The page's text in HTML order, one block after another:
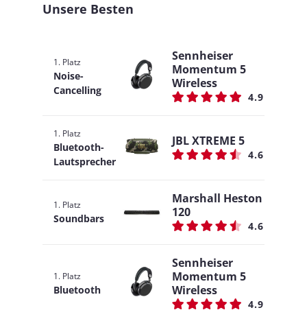
Unsere Besten
1. Platz
Noise-
Cancelling
Sennheiser
Momentum 5
Wireless
4.9
1. Platz
Bluetooth-
Lautsprecher
JBL XTREME 5
4.6
1. Platz
Soundbars
Marshall Heston
120
4.6
1. Platz
Bluetooth
Sennheiser
Momentum 5
Wireless
4.9